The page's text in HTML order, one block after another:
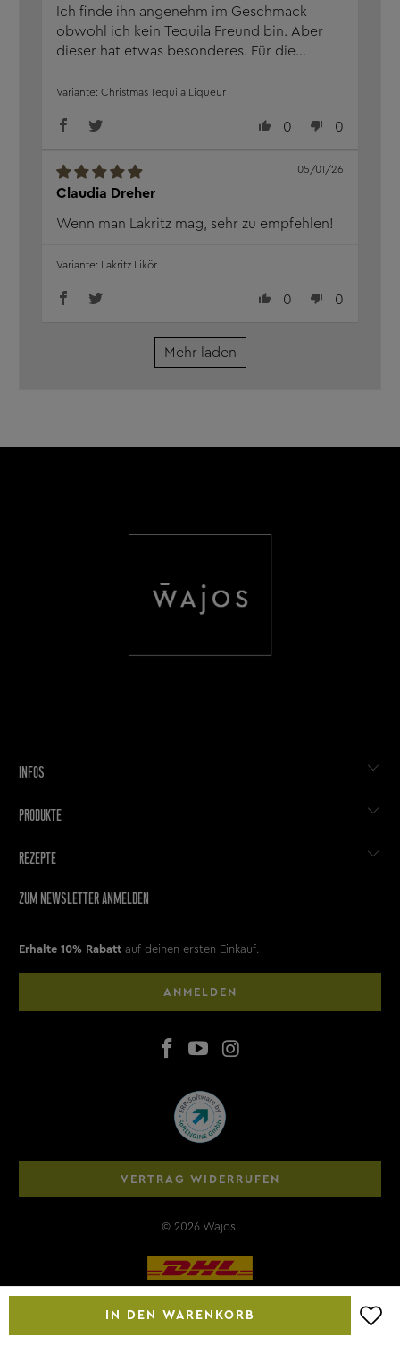
IN DEN WARENKORB
Ich finde ihn angenehm im Geschmack
obwohl ich kein Tequila Freund bin. Aber
dieser hat etwas besonderes. Für die
zu genießen. Schnelle Lieferung und gut
0
0
Christmas Tequila Liqueur
Claudia Dreher
05/01/26
Wenn man Lakritz mag, sehr zu empfehlen!
0 0
Lakritz Likör
Mehr laden
INFOS
PRODUKTE
REZEPTE
ZUM NEWSLETTER ANMELDEN
Erhalte 10% Rabatt auf deinen ersten Einkauf.
ANMELDEN
VERTRAG WIDERRUFEN
© 2026 Wajos